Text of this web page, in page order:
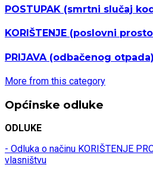
POSTUPAK (smrtni slučaj
KORIŠTENJE (poslovni
PRIJAVA (odbačenog otpada)
More from this category
Općinske odluke
ODLUKE
- Odluka o načinu KORIŠTENJE
vlasništvu